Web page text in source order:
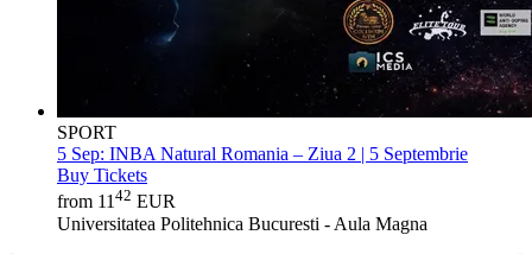
SPORT
5 Sep: INBA Natural Romania – Ziua 2 | 5 Septembrie
Buy Tickets
from 1142 EUR
Universitatea Politehnica Bucuresti - Aula Magna